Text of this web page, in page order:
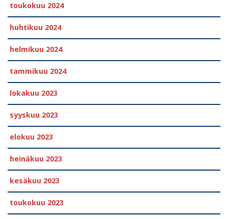
toukokuu 2024
huhtikuu 2024
helmikuu 2024
tammikuu 2024
lokakuu 2023
syyskuu 2023
elokuu 2023
heinäkuu 2023
kesäkuu 2023
toukokuu 2023